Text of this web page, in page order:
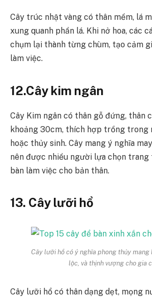
Cây trúc nhật vàng có thân mềm, lá
xung quanh phần lá. Khi nở hoa, các
chụm lại thành từng chùm, tạo cảm
làm việc.
12.Cây kim ngân
Cây Kim ngân có thân gỗ đứng, thân
khoảng 30cm, thích hợp trồng
hoặc thủy sinh. Cây mang ý nghĩa
nên được nhiều người lựa chọn
bàn làm việc cho bản thân.
13. Cây lưỡi hổ
Cây lưỡi hổ có ý nghĩa phong thủy mang
lộc, và thịnh vượng cho gia
Cây lưỡi hổ có thân dạng dẹt, mọng